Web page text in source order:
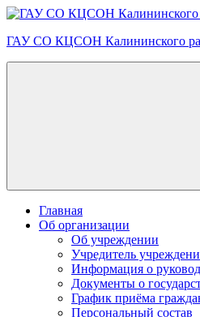
Skip
content
ГАУ СО КЦСОН Калининского
Главная
Об организации
Об учреждении
Учредитель
Информация о
Документы о
График приёма
Персональный состав